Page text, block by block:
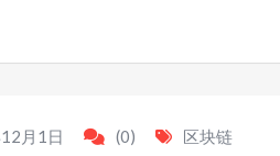
月1日 (0) 区块链